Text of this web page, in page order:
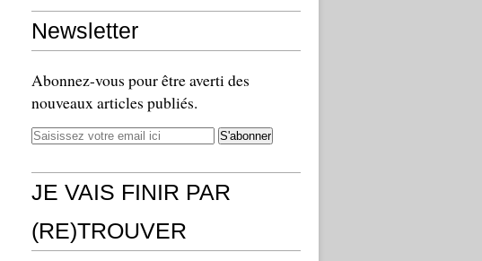
Newsletter
Abonnez-vous pour être averti des
nouveaux articles publiés.
JE VAIS FINIR PAR
(RE)TROUVER